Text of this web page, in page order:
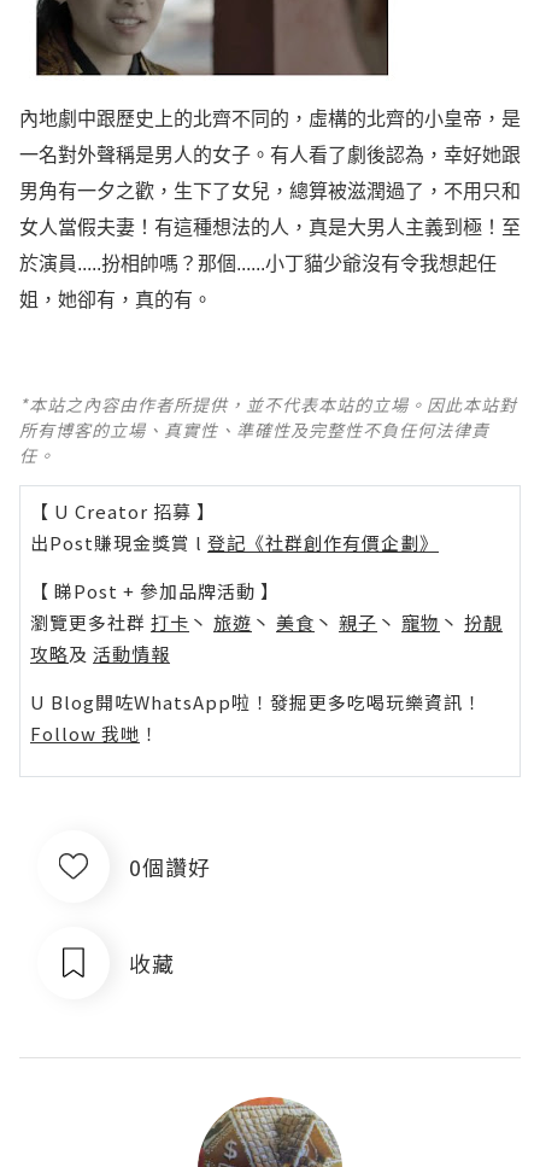
內地劇中跟歷史上的北齊不同的，虛構的北齊的小皇帝，是
一名對外聲稱是男人的女子。有人看了劇後認為，幸好她跟
男角有一夕之歡，生下了女兒，總算被滋潤過了，不用只和
女人當假夫妻！有這種想法的人，真是大男人主義到極！至
於演員.....扮相帥嗎？那個......小丁貓少爺沒有令我想起任
姐，她卻有，真的有。
*本站之內容由作者所提供，並不代表本站的立場。因此本站對
所有博客的立場、真實性、準確性及完整性不負任何法律責
任。
【 U Creator 招募 】
出Post賺現金獎賞 l 登記《社群創作有價企劃》
【 睇Post + 參加品牌活動 】
瀏覽更多社群 打卡 丶 旅遊 丶 美食 丶 親子 丶 寵物 丶 扮靚
攻略及 活動情報
U Blog開咗WhatsApp啦！發掘更多吃喝玩樂資訊！
Follow 我哋 ！
0個讚好
收藏